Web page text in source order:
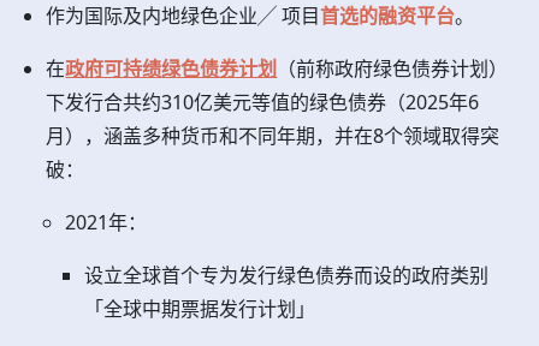
作为国际及内地绿色企业╱ 项目首选的融资平台。
在政府可持绩绿色债券计划 （前称政府绿色债券计划）
下发行合共约310亿美元等值的绿色债券（2025年6
月），涵盖多种货币和不同年期，并在8个领域取得突
破：
2021年：
设立全球首个专为发行绿色债券而设的政府类别
「全球中期票据发行计划」